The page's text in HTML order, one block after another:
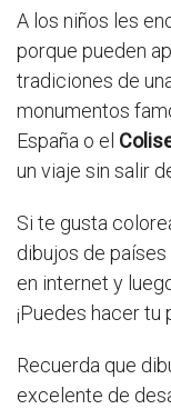
A los niños les
porque pueden
tradiciones de
monumentos
España o el
un viaje sin salir
Si te gusta
dibujos de
en internet y
¡Puedes hacer tu
Recuerda que
excelente de